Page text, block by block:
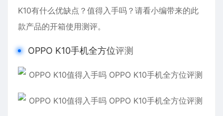
K10有什么优缺点？值得入手吗？请看小编带来的此
款产品的开箱使用测评。
OPPO K10手机全方位评测